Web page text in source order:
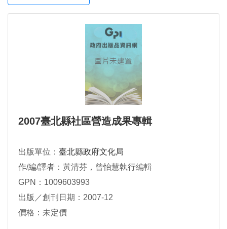
2007臺北縣社區營造成果專輯
出版單位： 臺北縣政府文化局
作/編/譯者：黃清芬，曾怡慧執行編輯
GPN：1009603993
出版／創刊日期：2007-12
價格：未定價